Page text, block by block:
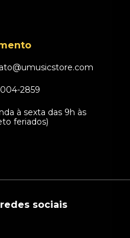
2859
à sexta das 9h às
feriados)
sociais